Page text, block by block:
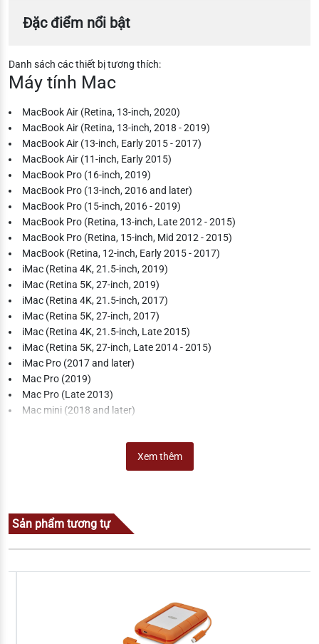
Đặc điểm nổi bật
Danh sách các thiết bị tương thích:
Máy tính Mac
MacBook Air (Retina, 13-inch, 2020)
MacBook Air (Retina, 13-inch, 2018 - 2019)
MacBook Air (13-inch, Early 2015 - 2017)
MacBook Air (11-inch, Early 2015)
MacBook Pro (16-inch, 2019)
MacBook Pro (13-inch, 2016 and later)
MacBook Pro (15-inch, 2016 - 2019)
MacBook Pro (Retina, 13-inch, Late 2012 - 2015)
MacBook Pro (Retina, 15-inch, Mid 2012 - 2015)
MacBook (Retina, 12-inch, Early 2015 - 2017)
iMac (Retina 4K, 21.5-inch, 2019)
iMac (Retina 5K, 27-inch, 2019)
iMac (Retina 4K, 21.5-inch, 2017)
iMac (Retina 5K, 27-inch, 2017)
iMac (Retina 4K, 21.5-inch, Late 2015)
iMac (Retina 5K, 27-inch, Late 2014 - 2015)
iMac Pro (2017 and later)
Mac Pro (2019)
Mac Pro (Late 2013)
Mac mini (2018 and later)
iPad Air (3rd generation)
iPad (7th generation)
iPad mini (5th generation)
Xem thêm
Sản phẩm tương tự